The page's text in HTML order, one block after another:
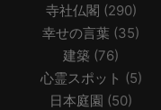
寺社仏閣 (290)
幸せの言葉 (35)
建築 (76)
心霊スポット (5)
日本庭園 (50)